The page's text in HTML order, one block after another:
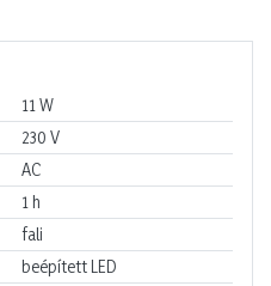
11 W
230 V
AC
1 h
fali
beépített LED